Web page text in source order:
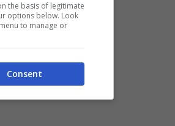
the basis of legitimate
options below. Look
to manage or
Consent